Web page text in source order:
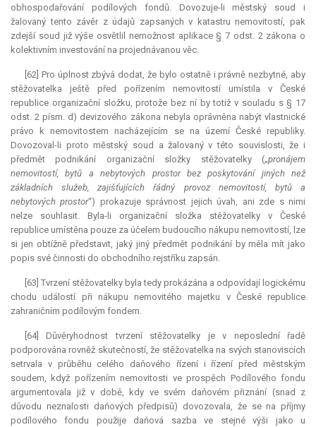
obhospodařování podílových fondů. Dovozuje-li městský soud i
žalovaný tento závěr z údajů zapsaných v katastru nemovitostí, pak
zdejší soud již výše osvětlil nemožnost aplikace § 7 odst. 2 zákona o
kolektivním investování na projednávanou věc.
[62] Pro úplnost zbývá dodat, že bylo ostatně i právně nezbytné, aby
stěžovatelka ještě před pořízením nemovitostí umístila v České
republice organizační složku, protože bez ní by totiž v souladu s § 17
odst. 2 písm. d) devizového zákona nebyla oprávněna nabýt vlastnické
právo k nemovitostem nacházejícím se na území České republiky.
Dovozoval-li proto městský soud a žalovaný v této souvislosti, že i
předmět podnikání organizační složky stěžovatelky („pronájem
nemovitostí, bytů a nebytových prostor bez poskytování jiných než
základních služeb, zajišťujících řádný provoz nemovitostí, bytů a
nebytových prostor“) prokazuje správnost jejich úvah, ani zde s nimi
nelze souhlasit. Byla-li organizační složka stěžovatelky v České
republice umístěna pouze za účelem budoucího nákupu nemovitostí, lze
si jen obtížně představit, jaký jiný předmět podnikání by měla mít jako
popis své činnosti do obchodního rejstříku zapsán.
[63] Tvrzení stěžovatelky byla tedy prokázána a odpovídají logickému
chodu událostí při nákupu nemovitého majetku v České republice
zahraničním podílovým fondem.
[64] Důvěryhodnost tvrzení stěžovatelky je v neposlední řadě
podporována rovněž skutečností, že stěžovatelka na svých stanoviscích
setrvala v průběhu celého daňového řízení i řízení před městským
soudem, když pořízením nemovitosti ve prospěch Podílového fondu
argumentovala již v době, kdy ve svém daňovém přiznání (snad z
důvodu neznalosti daňových předpisů) dovozovala, že se na příjmy
podílového fondu použije daňová sazba ve stejné výši jako u